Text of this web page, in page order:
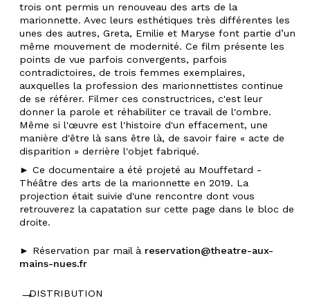
trois ont permis un renouveau des arts de la
marionnette. Avec leurs esthétiques très différentes les
unes des autres, Greta, Emilie et Maryse font partie d’un
même mouvement de modernité. Ce film présente les
points de vue parfois convergents, parfois
contradictoires, de trois femmes exemplaires,
auxquelles la profession des marionnettistes continue
de se référer. Filmer ces constructrices, c'est leur
donner la parole et réhabiliter ce travail de l'ombre.
Même si l'œuvre est l'histoire d'un effacement, une
manière d'être là sans être là, de savoir faire « acte de
disparition » derrière l'objet fabriqué.
► Ce documentaire a été projeté au Mouffetard -
Théâtre des arts de la marionnette en 2019. La
projection était suivie d'une rencontre dont vous
retrouverez la capatation sur cette page dans le bloc de
droite.
► Réservation par mail à reservation@theatre-aux-
mains-nues.fr
DISTRIBUTION